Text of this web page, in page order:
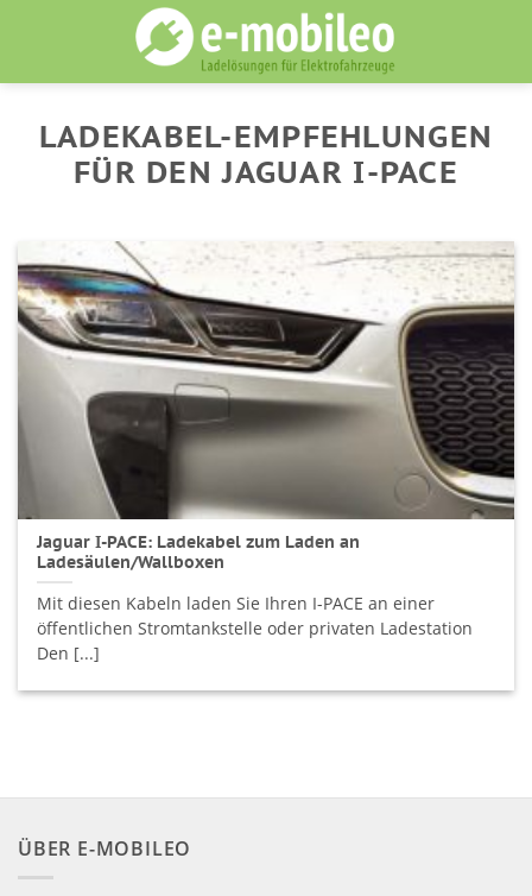
LADEKABEL-EMPFEHLUNGEN
FÜR DEN JAGUAR I-PACE
Jaguar I-PACE: Ladekabel zum Laden an
Ladesäulen/Wallboxen
Mit diesen Kabeln laden Sie Ihren I-PACE an einer
öffentlichen Stromtankstelle oder privaten Ladestation
Den [...]
ÜBER E-MOBILEO